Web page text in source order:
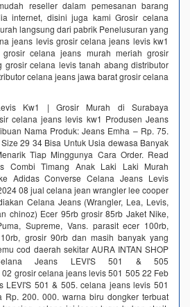
reseller dalam pemesanan barang
internet, disini juga kami Grosir celana
langsung dari pabrik‎ Penelusuran yang
jeans levis grosir celana jeans levis kw1
celana jeans murah meriah grosir
grosir celana levis tanah abang distributor
celana jeans jawa barat grosir celana
Kw1 | Grosir Murah di Surabaya
celana jeans levis kw1 Produsen Jeans
Nama Produk: Jeans Emha – Rp. 75.
29 34 Bisa Untuk Usia dewasa Banyak
Tiap Minggunya Cara Order. Read
Combi Timang Anak Laki Laki Murah
Adidas Converse Celana Jeans Levis
08 jual celana jean wrangler lee cooper
Celana Jeans (Wrangler, Lea, Levis,
chinoz) Ecer 95rb grosir 85rb Jaket Nike,
Supreme, Vans. parasit ecer 100rb,
grosir 90rb dan masih banyak yang
cod daerah sekitar AURA INTAN SHOP
Jeans LEVI'S 501 & 505
grosir celana jeans levis 501 505 22 Feb
LEVI'S 501 & 505. celana jeans levis 501
Rp. 200. 000. warna biru dongker terbuat